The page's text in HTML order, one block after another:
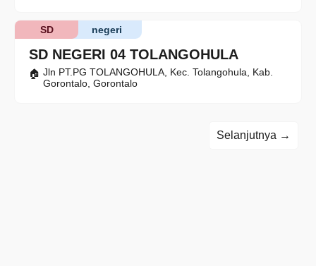
SD NEGERI 04 TOLANGOHULA
negeri
SD
Jln PT.PG TOLANGOHULA, Kec. Tolangohula, Kab.
Gorontalo, Gorontalo
Selanjutnya →